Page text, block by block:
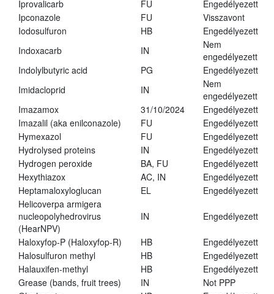
Iprovalicarb
FU
Engedélyezett
Ipconazole
FU
Visszavont
Iodosulfuron
HB
Engedélyezett
Indoxacarb
IN
Nem
engedélyezett
Indolylbutyric acid
PG
Engedélyezett
Imidacloprid
IN
Nem
engedélyezett
Imazamox
31/10/2024
Engedélyezett
Imazalil (aka enilconazole)
FU
Engedélyezett
Hymexazol
FU
Engedélyezett
Hydrolysed proteins
IN
Engedélyezett
Hydrogen peroxide
BA, FU
Engedélyezett
Hexythiazox
AC, IN
Engedélyezett
Heptamaloxyloglucan
EL
Engedélyezett
Helicoverpa armigera
nucleopolyhedrovirus
(HearNPV)
IN Engedélyezett
Haloxyfop-P (Haloxyfop-R) HB
Engedélyezett
Halosulfuron methyl
HB
Engedélyezett
Halauxifen-methyl
HB
Engedélyezett
Grease (bands, fruit trees)
IN
Not PPP